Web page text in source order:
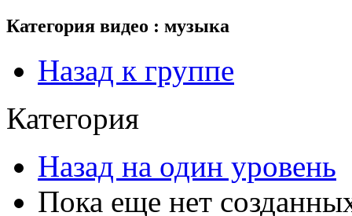
Категория видео : музыка
Назад к группе
Категория
Назад на один уровень
Пока еще нет